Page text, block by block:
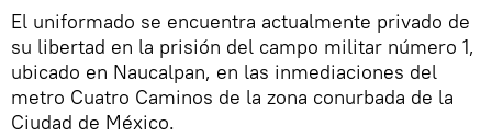
El uniformado se encuentra actualmente privado de
su libertad en la prisión del campo militar número 1,
ubicado en Naucalpan, en las inmediaciones del
metro Cuatro Caminos de la zona conurbada de la
Ciudad de México.